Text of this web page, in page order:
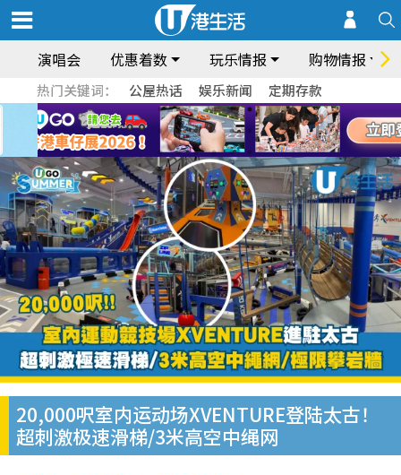
演唱会 优惠着数 玩乐情报 购物情报
热门关键词： 公屋热话 娱乐新闻 定期存款
20,000呎室内运动场XVENTURE登陆太古！
超刺激极速滑梯/3米高空中绳网